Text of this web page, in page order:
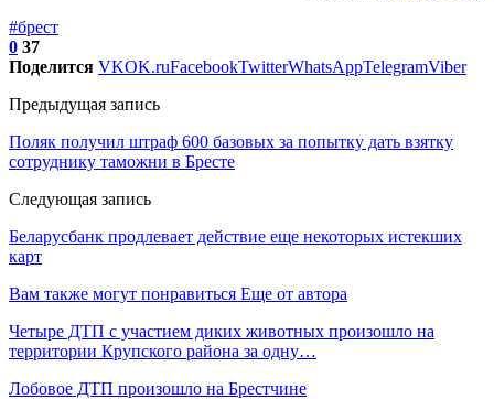
#брест
0 37
Поделится VKOK.ruFacebookTwitterWhatsAppTelegramViber
Предыдущая запись
Поляк получил штраф 600 базовых за попытку дать взятку
сотруднику таможни в Бресте
Следующая запись
Беларусбанк продлевает действие еще некоторых истекших
карт
Вам также могут понравиться Еще от автора
Четыре ДТП с участием диких животных произошло на
территории Крупского района за одну…
Лобовое ДТП произошло на Брестчине